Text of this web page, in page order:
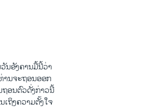
ນອັງຄານມື້ນີ້ວ່າ
ານຈະຖອນອອກ
ຖອນຕົວດັ່ງກ່າວນີ້
ຖິງຄວາມຕັ້ງໃຈ